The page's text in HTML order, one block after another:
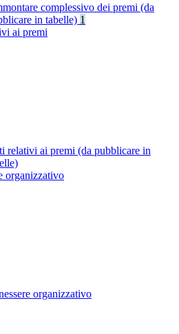
complessivo dei premi (da
in tabelle) 1
ai premi
relativi ai premi (da pubblicare in
organizzativo
organizzativo